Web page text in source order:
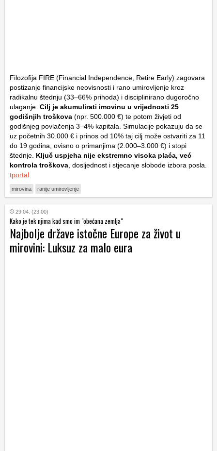
Filozofija FIRE (Financial Independence, Retire Early) zagovara
postizanje financijske neovisnosti i rano umirovljenje kroz
radikalnu štednju (33–66% prihoda) i disciplinirano dugoročno
ulaganje. Cilj je akumulirati imovinu u vrijednosti 25
godišnjih troškova (npr. 500.000 €) te potom živjeti od
godišnjeg povlačenja 3–4% kapitala. Simulacije pokazuju da se
uz početnih 30.000 € i prinos od 10% taj cilj može ostvariti za 11
do 19 godina, ovisno o primanjima (2.000–3.000 €) i stopi
štednje. Ključ uspjeha nije ekstremno visoka plaća, već
kontrola troškova , dosljednost i stjecanje slobode izbora posla.
tportal
mirovina ranije umirovljenje
29.04. (23:00)
Kako je tek njima kad smo im "obećana zemlja"
Najbolje države istočne Europe za život u
mirovini: Luksuz za malo eura